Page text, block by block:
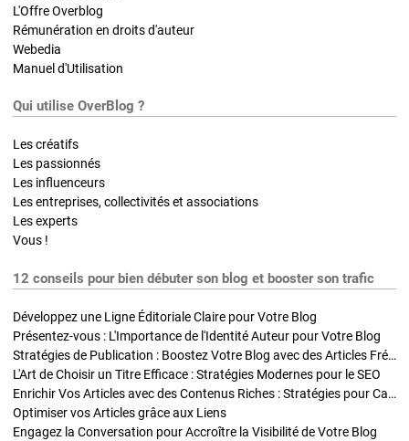
L'Offre Overblog
Rémunération en droits d'auteur
Webedia
Manuel d'Utilisation
Qui utilise OverBlog ?
Les créatifs
Les passionnés
Les influenceurs
Les entreprises, collectivités et associations
Les experts
Vous !
12 conseils pour bien débuter son blog et booster son trafic
Développez une Ligne Éditoriale Claire pour Votre Blog
Présentez-vous : L'Importance de l'Identité Auteur pour Votre Blog
Stratégies de Publication : Boostez Votre Blog avec des Articles Fréquents et Exclusifs
L'Art de Choisir un Titre Efficace : Stratégies Modernes pour le SEO
Enrichir Vos Articles avec des Contenus Riches : Stratégies pour Captiver et Optimiser
Optimiser vos Articles grâce aux Liens
Engagez la Conversation pour Accroître la Visibilité de Votre Blog